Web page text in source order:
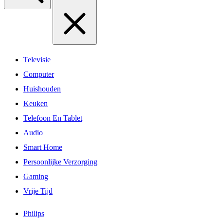
Televisie
Computer
Huishouden
Keuken
Telefoon En Tablet
Audio
Smart Home
Persoonlijke Verzorging
Gaming
Vrije Tijd
Philips